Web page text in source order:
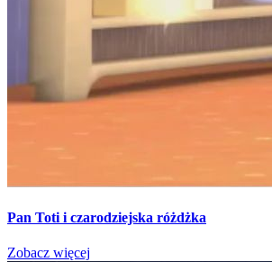
Pan Toti i czarodziejska różdżka
Zobacz więcej